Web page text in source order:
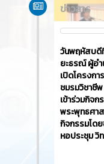
ข่าวสาร
วันพฤหัสบดี
ยะธรณ์ ผู้อำ
เปิดโครงก
ชมรมวิชาชี
เข้าร่วมกิจก
พระพุทธศาส
กิจกรรมโด
หอประชุม วิ